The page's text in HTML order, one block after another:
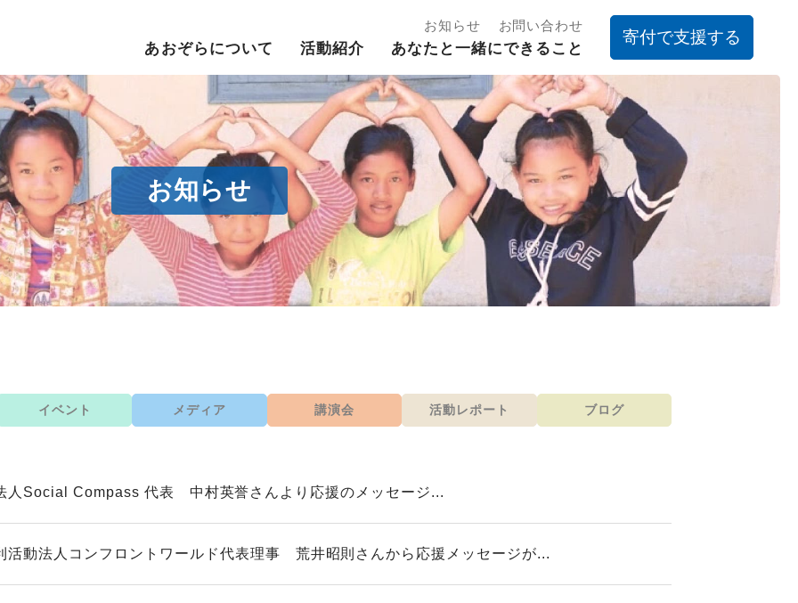
お知らせ お問い合わせ
あおぞらについて 活動紹介 あなたと一緒にできること
寄付で支援する
お知らせ
イベント メディア 講演会 活動レポート ブログ
人Social Compass 代表 中村英誉さんより応援のメッセージ...
活動法人コンフロントワールド代表理事 荒井昭則さんから応援メッセージが...